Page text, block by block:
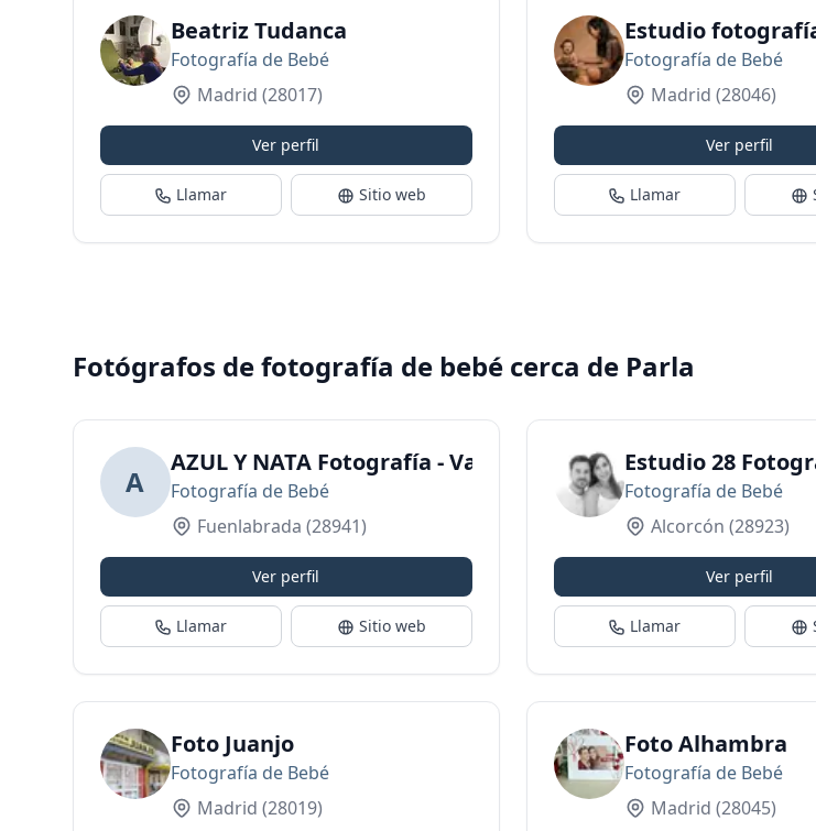
Beatriz Tudanca
Fotografía de Bebé
Madrid (28017)
Ver perfil
Llamar Sitio web
Estudio
Fotografía de Bebé
Madrid (28046)
Ver perfil
Llamar
Fotógrafos de fotografía de bebé cerca de Parla
A
AZUL Y NATA Fotografía - Vanesa Guirao
Fotografía de Bebé
Fuenlabrada (28941)
Ver perfil
Llamar Sitio web
Estudio 28
Fotografía de Bebé
Alcorcón (28923)
Ver perfil
Llamar
Foto Juanjo
Fotografía de Bebé
Madrid (28019)
Foto Alhambra
Fotografía de Bebé
Madrid (28045)